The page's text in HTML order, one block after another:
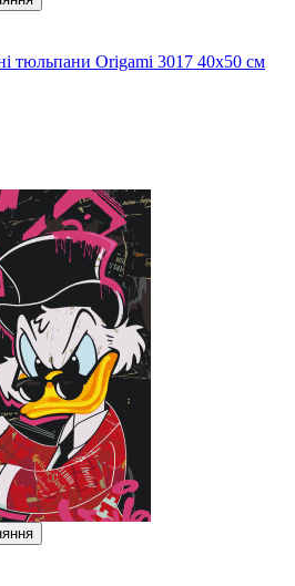
тюльпани Origami 3017 40x50 см